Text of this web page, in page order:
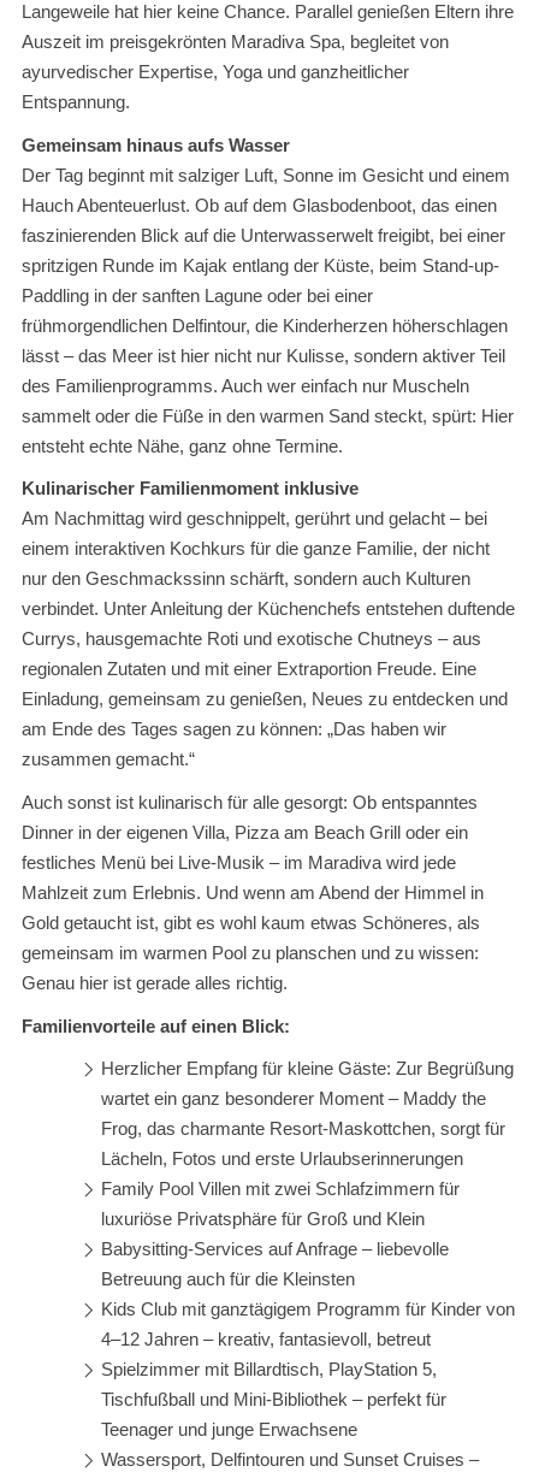
Langeweile hat hier keine Chance. Parallel genießen Eltern ihre
Auszeit im preisgekrönten Maradiva Spa, begleitet von
ayurvedischer Expertise, Yoga und ganzheitlicher
Entspannung.
Gemeinsam hinaus aufs Wasser
Der Tag beginnt mit salziger Luft, Sonne im Gesicht und einem
Hauch Abenteuerlust. Ob auf dem Glasbodenboot, das einen
faszinierenden Blick auf die Unterwasserwelt freigibt, bei einer
spritzigen Runde im Kajak entlang der Küste, beim Stand-up-
Paddling in der sanften Lagune oder bei einer
frühmorgendlichen Delfintour, die Kinderherzen höherschlagen
lässt – das Meer ist hier nicht nur Kulisse, sondern aktiver Teil
des Familienprogramms. Auch wer einfach nur Muscheln
sammelt oder die Füße in den warmen Sand steckt, spürt: Hier
entsteht echte Nähe, ganz ohne Termine.
Kulinarischer Familienmoment inklusive
Am Nachmittag wird geschnippelt, gerührt und gelacht – bei
einem interaktiven Kochkurs für die ganze Familie, der nicht
nur den Geschmackssinn schärft, sondern auch Kulturen
verbindet. Unter Anleitung der Küchenchefs entstehen duftende
Currys, hausgemachte Roti und exotische Chutneys – aus
regionalen Zutaten und mit einer Extraportion Freude. Eine
Einladung, gemeinsam zu genießen, Neues zu entdecken und
am Ende des Tages sagen zu können: „Das haben wir
zusammen gemacht.“
Auch sonst ist kulinarisch für alle gesorgt: Ob entspanntes
Dinner in der eigenen Villa, Pizza am Beach Grill oder ein
festliches Menü bei Live-Musik – im Maradiva wird jede
Mahlzeit zum Erlebnis. Und wenn am Abend der Himmel in
Gold getaucht ist, gibt es wohl kaum etwas Schöneres, als
gemeinsam im warmen Pool zu planschen und zu wissen:
Genau hier ist gerade alles richtig.
Familienvorteile auf einen Blick:
Herzlicher Empfang für kleine Gäste: Zur Begrüßung
wartet ein ganz besonderer Moment – Maddy the
Frog, das charmante Resort-Maskottchen, sorgt für
Lächeln, Fotos und erste Urlaubserinnerungen
Family Pool Villen mit zwei Schlafzimmern für
luxuriöse Privatsphäre für Groß und Klein
Babysitting-Services auf Anfrage – liebevolle
Betreuung auch für die Kleinsten
Kids Club mit ganztägigem Programm für Kinder von
4–12 Jahren – kreativ, fantasievoll, betreut
Spielzimmer mit Billardtisch, PlayStation 5,
Tischfußball und Mini-Bibliothek – perfekt für
Teenager und junge Erwachsene
Wassersport, Delfintouren und Sunset Cruises –